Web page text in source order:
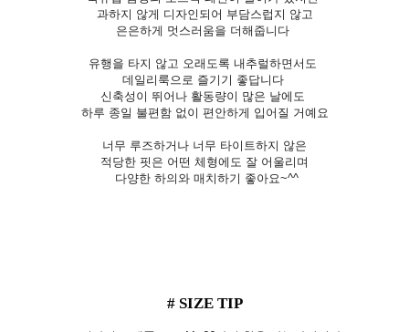
과하지 않게 디자인되어 부담스럽지 않고
은은하게 멋스러움을 더해줍니다
유행을 타지 않고 오래도록 내추럴하면서도
데일리룩으로 즐기기 좋답니다
신축성이 뛰어나 활동량이 많은 날에도
하루 종일 불편함 없이 편안하게 입어질 거예요
너무 루즈하거나 너무 타이트하지 않은
적당한 핏은 어떤 체형에도 잘 어울리며
다양한 하의와 매치하기 좋아요~^^
# SIZE TIP